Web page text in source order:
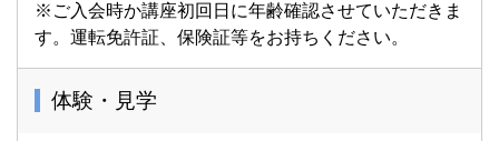
※ご入会時か講座初回日に年齢確認させていただきま
す。運転免許証、保険証等をお持ちください。
体験・見学